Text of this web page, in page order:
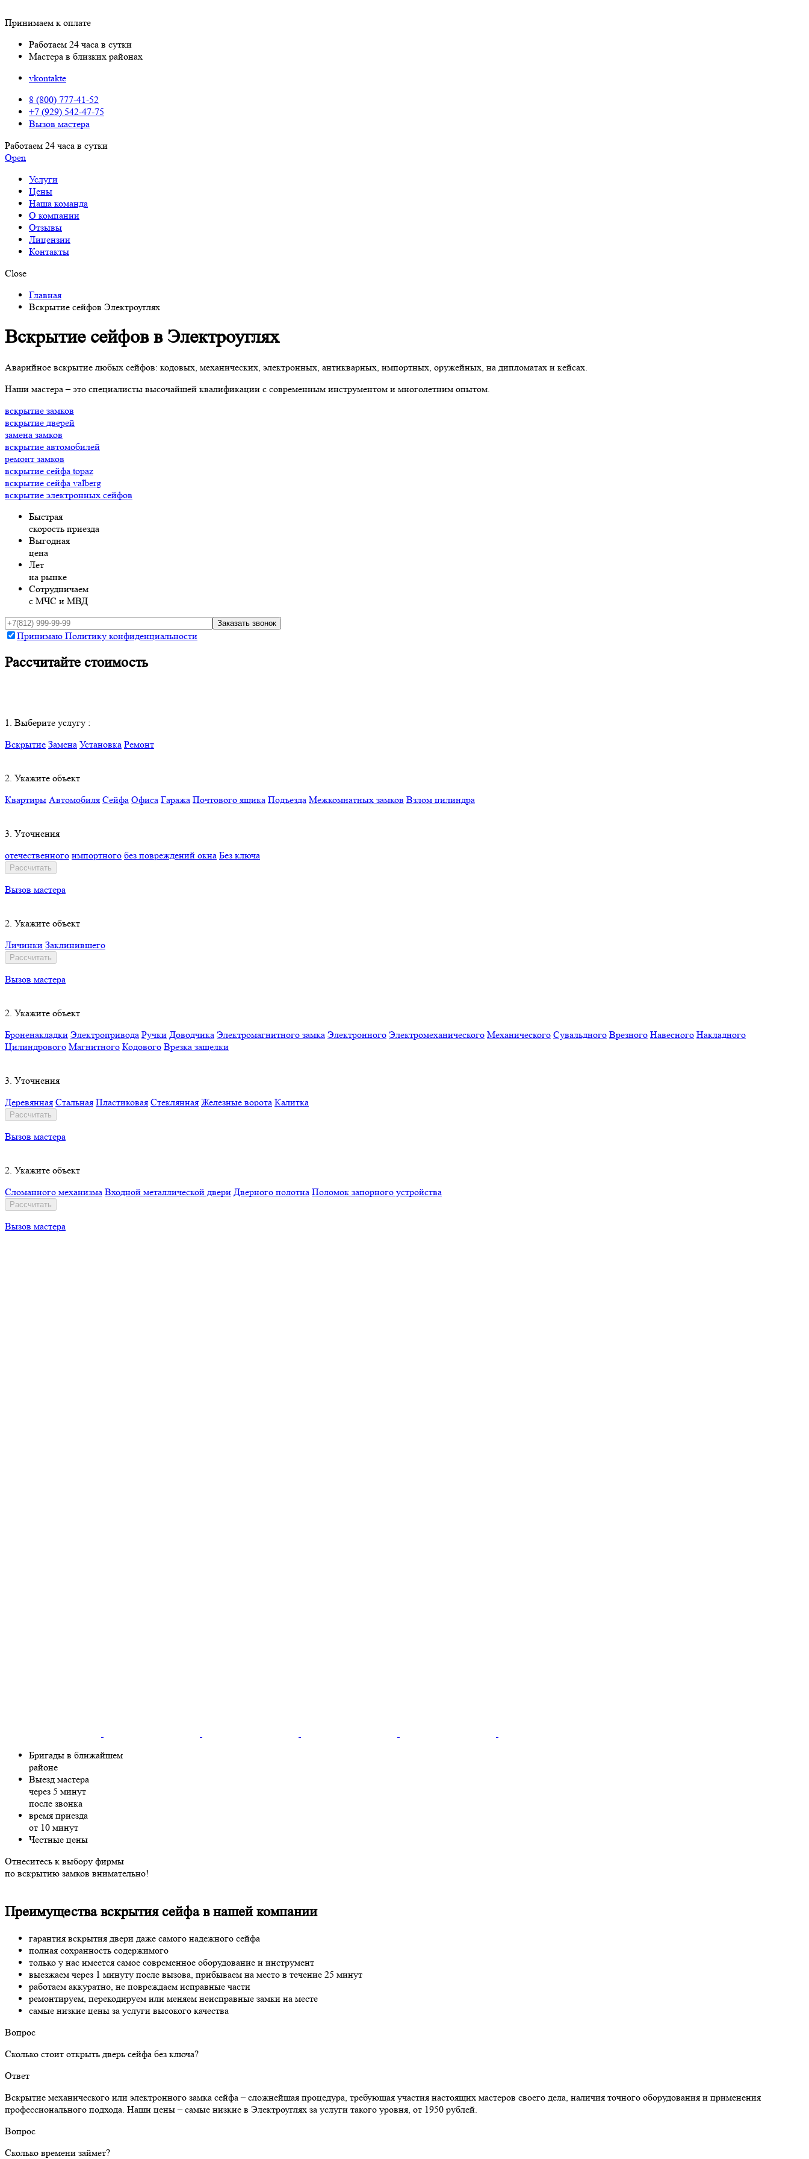
Принимаем к оплате
Работаем 24 часа в сутки
Мастера в близких районах
vkontakte
8 (800) 777-41-52
+7 (929) 542-47-75
Вызов мастера
Работаем 24 часа в сутки
Open
Услуги
Цены
Наша команда
О компании
Отзывы
Лицензии
Контакты
Close
Главная
Вскрытие сейфов Электроуглях
Вскрытие сейфов в Электроуглях
Аварийное вскрытие любых сейфов: кодовых, механических, электронных, антикварных, импортных, оружейных, на дипломатах и кейсах.
Наши мастера – это специалисты высочайшей квалификации с современным инструментом и многолетним опытом.
вскрытие замков
вскрытие дверей
замена замков
вскрытие автомобилей
ремонт замков
вскрытие сейфа topaz
вскрытие сейфа valberg
вскрытие электронных сейфов
Быстрая
скорость приезда
Выгодная
цена
Лет
на рынке
Сотрудничаем
с МЧС и МВД
Принимаю Политику конфиденциальности
Рассчитайте стоимость
1. Выберите услугу :
Вскрытие Замена Установка Ремонт
2. Укажите объект
Квартиры Автомобиля Сейфа Офиса Гаража Почтового ящика Подъезда Межкомнатных замков Взлом цилиндра
3. Уточнения
отечественного импортного без повреждений окна Без ключа
Рассчитать
Вызов мастера
2. Укажите объект
Личинки Заклинившего
Рассчитать
Вызов мастера
2. Укажите объект
Броненакладки Электропривода Ручки Доводчика Электромагнитного замка Электронного Электромеханического Механического Сувальдного Врезного Навесного Накладного
Цилиндрового Магнитного Кодового Врезка защелки
3. Уточнения
Деревянная Стальная Пластиковая Стеклянная Железные ворота Калитка
Рассчитать
Вызов мастера
2. Укажите объект
Сломанного механизма Входной металлической двери Дверного полотна Поломок запорного устройства
Рассчитать
Вызов мастера
Бригады в ближайшем
районе
Выезд мастера
через 5 минут
после звонка
время приезда
от 10 минут
Честные цены
Отнеситесь к выбору фирмы
по вскрытию замков внимательно!
Преимущества вскрытия сейфа в нашей компании
гарантия вскрытия двери даже самого надежного сейфа
полная сохранность содержимого
только у нас имеется самое современное оборудование и инструмент
выезжаем через 1 минуту после вызова, прибываем на место в течение 25 минут
работаем аккуратно, не повреждаем исправные части
ремонтируем, перекодируем или меняем неисправные замки на месте
самые низкие цены за услуги высокого качества
Вопрос
Сколько стоит открыть дверь сейфа без ключа?
Ответ
Вскрытие механического или электронного замка сейфа – сложнейшая процедура, требующая участия настоящих мастеров своего дела, наличия точного оборудования и применения
профессионального подхода. Наши цены – самые низкие в Электроуглях за услуги такого уровня, от 1950 рублей.
Вопрос
Сколько времени займет?